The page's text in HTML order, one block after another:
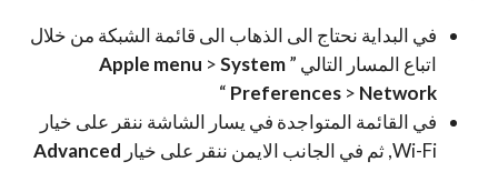
في البداية نحتاج الى الذهاب الى قائمة الشبكة من خلال
اتباع المسار التالي ”
Apple menu >System
Preferences > Network
“
في القائمة المتواجدة في يسار الشاشة ننقر على خيار
Wi-Fi, ثم في الجانب الايمن ننقر على خيار
Advanced